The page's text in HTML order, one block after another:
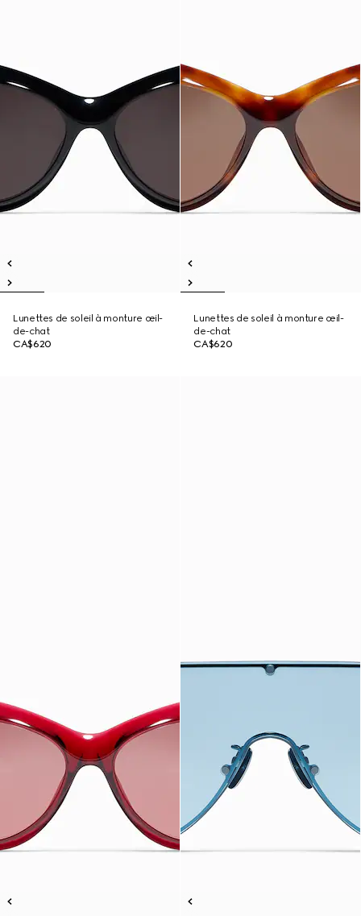
Lunettes de soleil à monture œil-
de-chat
CA$620
Lunettes de soleil à monture œil-
de-chat
CA$620